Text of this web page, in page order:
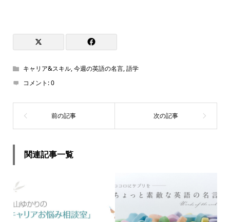
キャリア&スキル,今週の英語の名言,語学
コメント:0
関連記事一覧